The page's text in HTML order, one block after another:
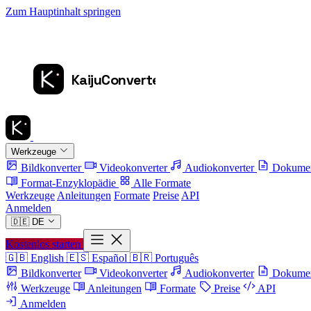
Zum Hauptinhalt springen
Werkzeuge
Bildkonverter Videokonverter Audiokonverter
Format-Enzyklopädie
Alle Formate
Werkzeuge Anleitungen Formate Preise API
Anmelden
🇩🇪 DE
Kostenlos starten
🇬🇧 English 🇪🇸 Español 🇧🇷 Português
Bildkonverter
Videokonverter Audiokonverter
Werkzeuge
Anleitungen Formate Preise
API
Anmelden